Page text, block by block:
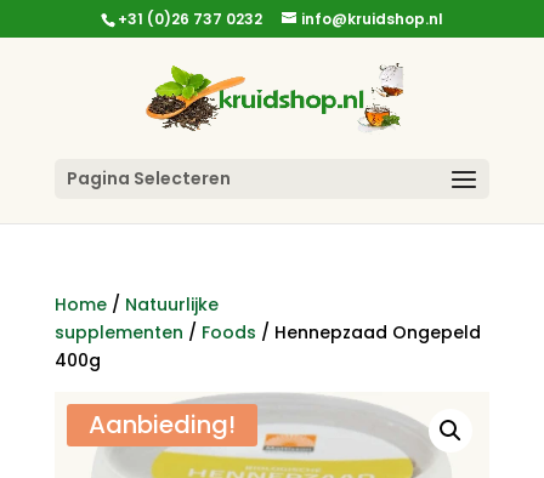
+31 (0)26 737 0232 info@kruidshop.nl
Pagina Selecteren
Home/ Natuurlijke
supplementen / Foods / Hennepzaad Ongepeld
400g
Aanbieding!